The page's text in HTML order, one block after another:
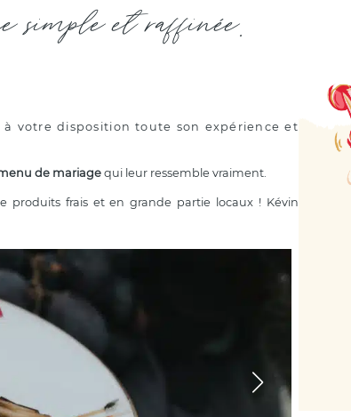
simple et raffinée.
à votre disposition toute son expérience et
de mariagequi leur ressemble vraiment.
produits frais et en grande partie locaux ! Kévin